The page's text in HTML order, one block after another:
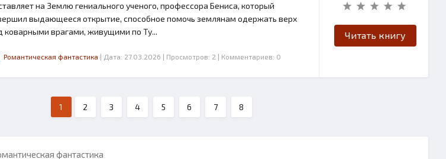
на Землю гениального ученого, профессора Бениса, который
выдающееся открытие, способное помочь землянам одержать верх
коварными врагами, живущими по Ту...
Романтическая фантастика | Дата: 27.03.2026 | Просмотров: 2 | Комментариев: 0
Читать книгу
1 2 3 4 5 6 7 8
фантастика